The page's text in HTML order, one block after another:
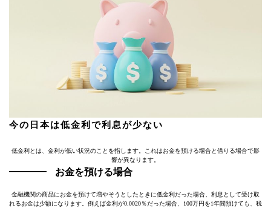
今の日本は低金利で利息が少ない
低金利とは、金利が低い状況のことを指します。これはお金を預ける場合と借りる場合で影
響が異なります。
お金を預ける場合
金融機関の商品にお金を預けて増やそうとしたときに低金利だった場合、利息として受け取
れるお金は少額になります。例えば金利が0.0020％だった場合、100万円を1年間預けても、税